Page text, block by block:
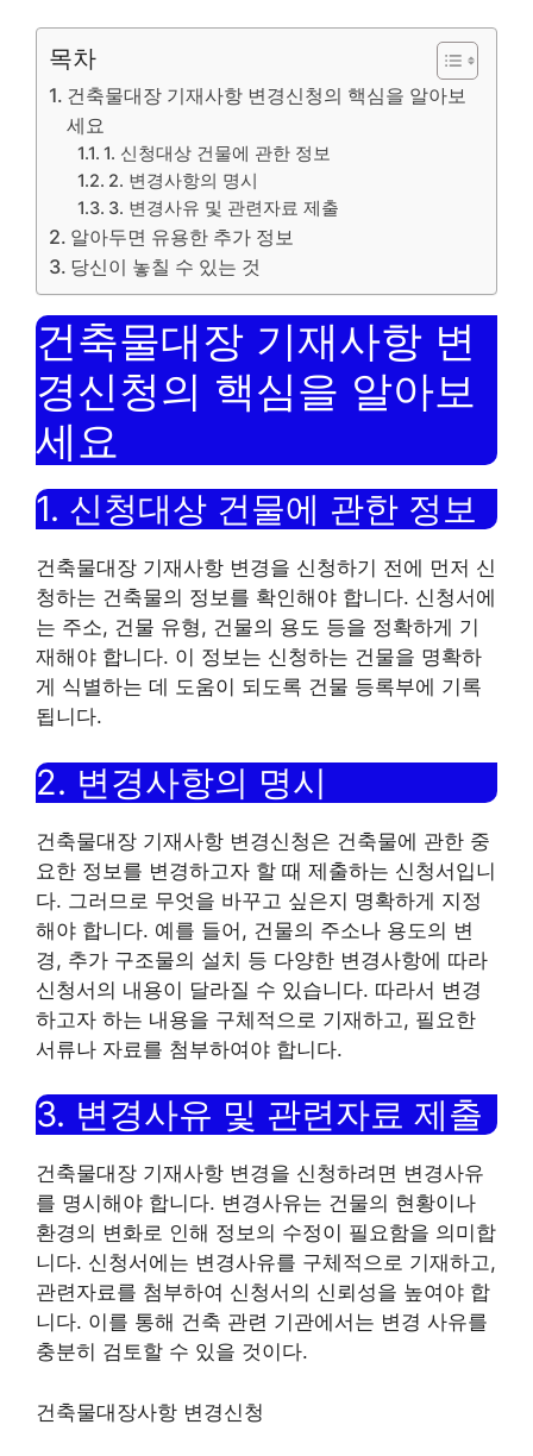
목차
건축물대장 기재사항 변경신청의 핵심을 알아보
세요
1. 신청대상 건물에 관한 정보
2. 변경사항의 명시
3. 변경사유 및 관련자료 제출
알아두면 유용한 추가 정보
당신이 놓칠 수 있는 것
건축물대장 기재사항 변
경신청의 핵심을 알아보
세요
1. 신청대상 건물에 관한 정보
건축물대장 기재사항 변경을 신청하기 전에 먼저 신
청하는 건축물의 정보를 확인해야 합니다. 신청서에
는 주소, 건물 유형, 건물의 용도 등을 정확하게 기
재해야 합니다. 이 정보는 신청하는 건물을 명확하
게 식별하는 데 도움이 되도록 건물 등록부에 기록
됩니다.
2. 변경사항의 명시
건축물대장 기재사항 변경신청은 건축물에 관한 중
요한 정보를 변경하고자 할 때 제출하는 신청서입니
다. 그러므로 무엇을 바꾸고 싶은지 명확하게 지정
해야 합니다. 예를 들어, 건물의 주소나 용도의 변
경, 추가 구조물의 설치 등 다양한 변경사항에 따라
신청서의 내용이 달라질 수 있습니다. 따라서 변경
하고자 하는 내용을 구체적으로 기재하고, 필요한
서류나 자료를 첨부하여야 합니다.
3. 변경사유 및 관련자료 제출
건축물대장 기재사항 변경을 신청하려면 변경사유
를 명시해야 합니다. 변경사유는 건물의 현황이나
환경의 변화로 인해 정보의 수정이 필요함을 의미합
니다. 신청서에는 변경사유를 구체적으로 기재하고,
관련자료를 첨부하여 신청서의 신뢰성을 높여야 합
니다. 이를 통해 건축 관련 기관에서는 변경 사유를
충분히 검토할 수 있을 것이다.
건축물대장사항 변경신청